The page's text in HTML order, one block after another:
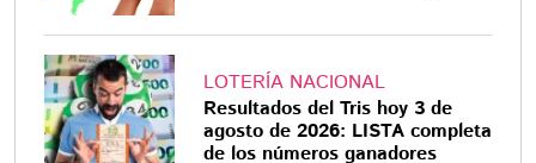
LOTERÍA NACIONAL
Resultados del Tris hoy 3 de
agosto de 2026: LISTA completa
de los números ganadores